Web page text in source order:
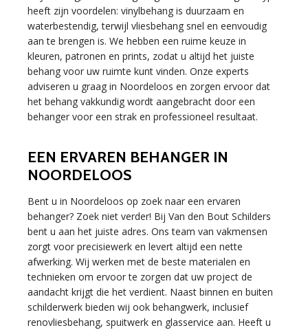
heeft zijn voordelen: vinylbehang is duurzaam en
waterbestendig, terwijl vliesbehang snel en eenvoudig
aan te brengen is. We hebben een ruime keuze in
kleuren, patronen en prints, zodat u altijd het juiste
behang voor uw ruimte kunt vinden. Onze experts
adviseren u graag in Noordeloos en zorgen ervoor dat
het behang vakkundig wordt aangebracht door een
behanger voor een strak en professioneel resultaat.
EEN ERVAREN BEHANGER IN
NOORDELOOS
Bent u in Noordeloos op zoek naar een ervaren
behanger? Zoek niet verder! Bij Van den Bout Schilders
bent u aan het juiste adres. Ons team van vakmensen
zorgt voor precisiewerk en levert altijd een nette
afwerking. Wij werken met de beste materialen en
technieken om ervoor te zorgen dat uw project de
aandacht krijgt die het verdient. Naast binnen en buiten
schilderwerk bieden wij ook behangwerk, inclusief
renovliesbehang, spuitwerk en glasservice aan. Heeft u